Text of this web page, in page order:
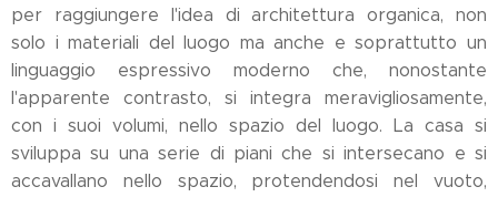
per raggiungere l'idea di architettura organica, non
solo i materiali del luogo ma anche e soprattutto un
linguaggio espressivo moderno che, nonostante
l'apparente contrasto, si integra meravigliosamente,
con i suoi volumi, nello spazio del luogo. La casa si
sviluppa su una serie di piani che si intersecano e si
accavallano nello spazio, protendendosi nel vuoto,